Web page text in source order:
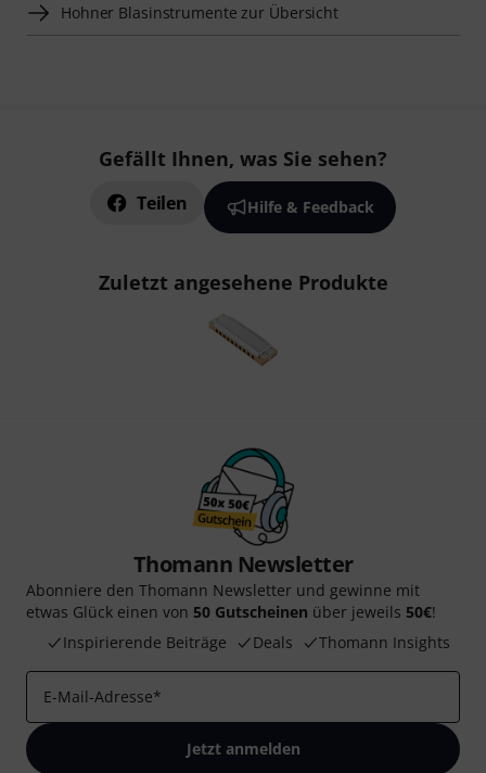
Hohner Blasinstrumente zur Übersicht
Gefällt Ihnen, was Sie sehen?
Teilen Hilfe & Feedback
Zuletzt angesehene Produkte
Thomann Newsletter
Abonniere den Thomann Newsletter und gewinne mit
etwas Glück einen von 50 Gutscheinen über jeweils 50€!
Inspirierende Beiträge
Deals Thomann Insights
E-Mail-Adresse*
Jetzt anmelden